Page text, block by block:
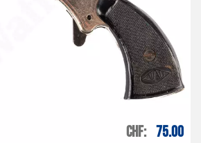
CHF 75.00